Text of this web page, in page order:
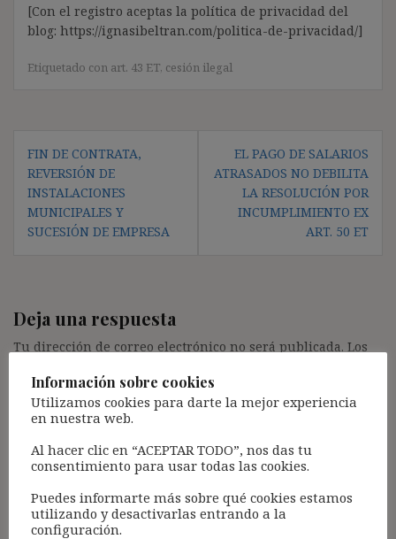
[Con el registro aceptas la política de privacidad del
blog: https://ignasibeltran.com/politica-de-privacidad/]
Etiquetado con art. 43 ET, cesión ilegal
de
entradas
FIN DE CONTRATA,
REVERSIÓN DE
INSTALACIONES
MUNICIPALES Y
SUCESIÓN DE EMPRESA
EL PAGO DE SALARIOS
ATRASADOS NO DEBILITA
LA RESOLUCIÓN POR
INCUMPLIMIENTO EX
ART. 50 ET
Deja una respuesta
Tu dirección de correo electrónico no será publicada. Los
Comentario
Información sobre cookies
Utilizamos cookies para darte la mejor experiencia
en nuestra web.
Al hacer clic en “ACEPTAR TODO”, nos das tu
consentimiento para usar todas las cookies.
Puedes informarte más sobre qué cookies estamos
utilizando y desactivarlas entrando a la
configuración.